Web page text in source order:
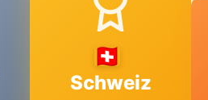
Schweiz